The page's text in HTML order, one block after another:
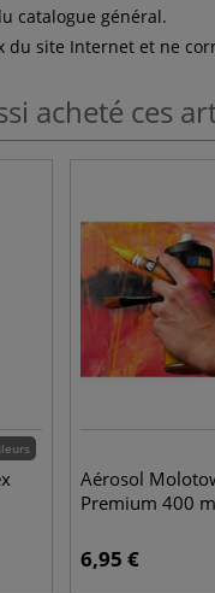
catalogue général.
du site Internet et ne
acheté ces
Aérosol
Premium 400
6,95 €